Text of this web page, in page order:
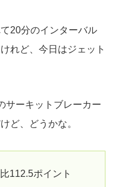
20分のインターバル
れど、今日はジェット
サーキットブレーカー
ど、どうかな。
112.5ポイント